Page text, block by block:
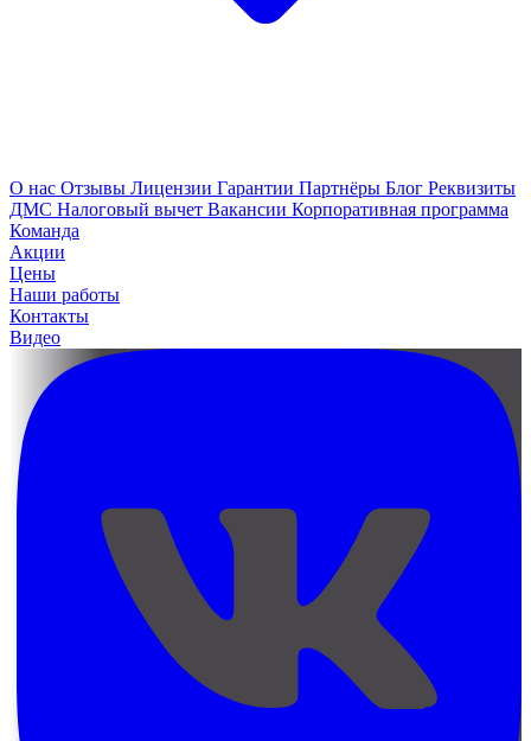
О нас Отзывы Лицензии Гарантии Партнёры Блог Реквизиты
ДМС Налоговый вычет Вакансии Корпоративная программа
Команда
Акции
Цены
Наши работы
Контакты
Видео